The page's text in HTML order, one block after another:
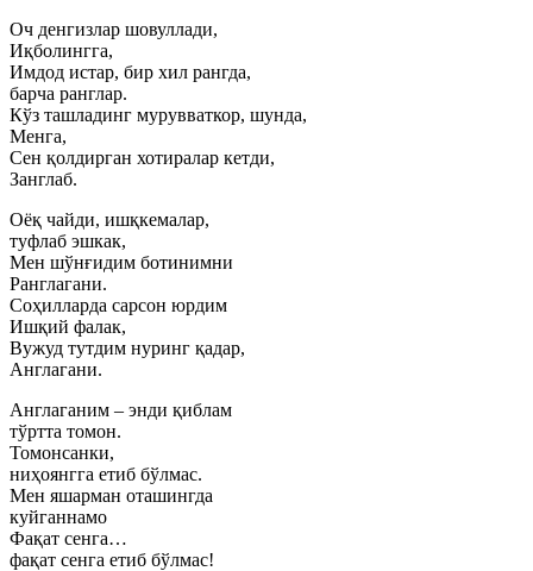
Оч денгизлар шовуллади,
Иқболингга,
Имдод истар, бир хил рангда,
барча ранглар.
Кўз ташладинг мурувваткор, шунда,
Менга,
Сен қолдирган хотиралар кетди,
Занглаб.
Оёқ чайди, ишқкемалар,
туфлаб эшкак,
Мен шўнғидим ботинимни
Ранглагани.
Соҳилларда сарсон юрдим
Ишқий фалак,
Вужуд тутдим нуринг қадар,
Англагани.
Англаганим – энди қиблам
тўртта томон.
Томонсанки,
ниҳоянгга етиб бўлмас.
Мен яшарман оташингда
куйганнамо
Фақат сенга…
фақат сенга етиб бўлмас!